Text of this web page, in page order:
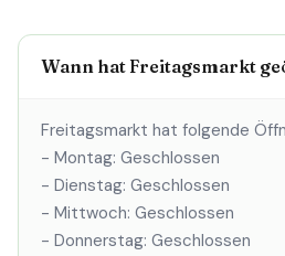
Wann hat Freitagsmarkt
Freitagsmarkt hat folgende
- Montag: Geschlossen
- Dienstag: Geschlossen
- Mittwoch: Geschlossen
- Donnerstag: Geschlossen